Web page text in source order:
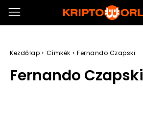
Kezdőlap Címkék Fernando Czapski
Fernando Czapski